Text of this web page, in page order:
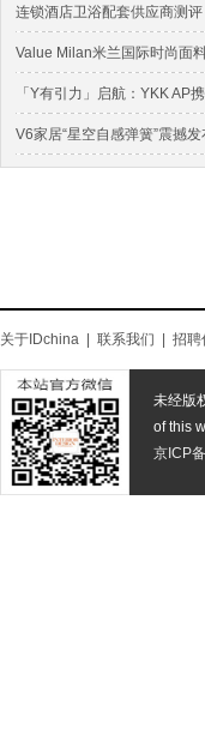
连锁酒店卫浴配套供应商测
Value Milan米兰国际时尚面
「Y有引力」启航：YKK AP
V6家居“星空自感弹簧”震撼发
关于IDchina 联系我们 招聘
未经版
of this
京ICP